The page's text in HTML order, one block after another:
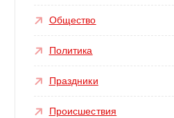
Общество
Политика
Праздники
Происшествия